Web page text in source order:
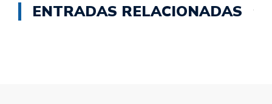
ENTRADAS RELACIONADAS